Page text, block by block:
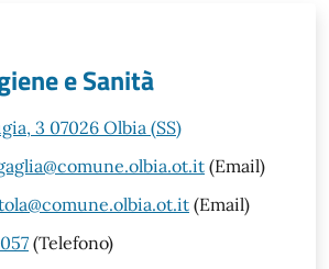
e Sanità
3 07026 Olbia (SS)
(Email)
(Email)
(Telefono)